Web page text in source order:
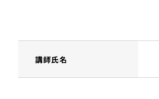
講師氏名